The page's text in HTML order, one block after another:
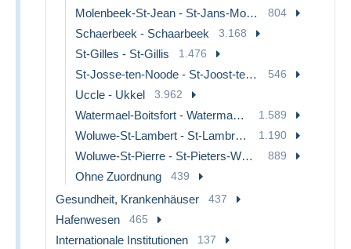
Molenbeek-St-Jean - St-Jans-Molenbeek 804
Schaerbeek - Schaarbeek 3.168
St-Gilles - St-Gillis 1.476
St-Josse-ten-Noode - St-Joost-ten-Node 546
Uccle - Ukkel 3.962
Watermael-Boitsfort - Watermaal-Bosvoorde 1.589
Woluwe-St-Lambert - St-Lambrechts-Woluwe 1.190
Woluwe-St-Pierre - St-Pieters-Woluwe 889
Ohne Zuordnung 439
Gesundheit, Krankenhäuser 437
Hafenwesen 465
Internationale Institutionen 137